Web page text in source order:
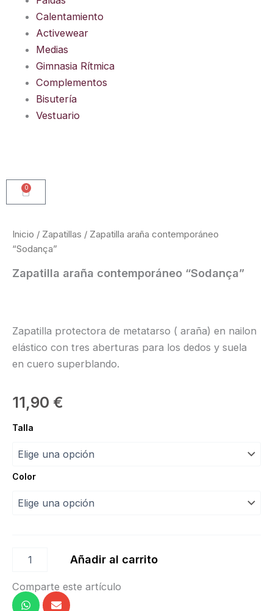
Calentamiento
Activewear
Medias
Gimnasia Rítmica
Complementos
Bisutería
Vestuario
0
Carrito
Inicio / Zapatillas / Zapatilla araña contemporáneo
“Sodança”
Zapatilla araña contemporáneo “Sodança”
Zapatilla protectora de metatarso ( araña) en nailon
elástico con tres aberturas para los dedos y suela
en cuero superblando.
11,90 €
Talla
Color
Zapatilla
“Sodança”
cantidad
Añadir al carrito
Comparte este artículo